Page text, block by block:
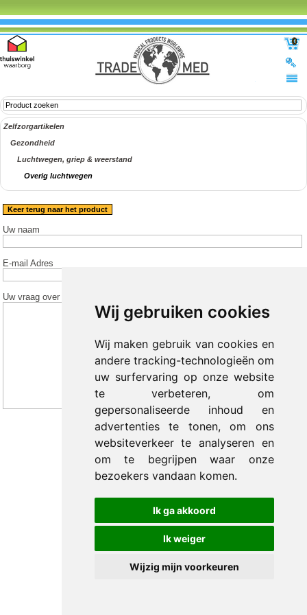
Wij gebruiken cookies
Wij maken gebruik van cookies en
andere tracking-technologieën om
uw surfervaring op onze website
te verbeteren, om
gepersonaliseerde inhoud en
advertenties te tonen, om ons
websiteverkeer te analyseren en
om te begrijpen waar onze
bezoekers vandaan komen.
Ik ga akkoord
Ik weiger
Wijzig mijn voorkeuren
0
Zelfzorgartikelen
Gezondheid
Luchtwegen, griep & weerstand
Overig luchtwegen
Keer terug naar het product
Uw naam
E-mail Adres
Uw vraag over het product
© 2012-2026 Trade Med B.V. -by Selious B.V.